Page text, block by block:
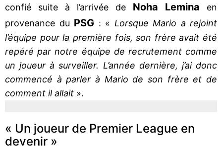
confié suite à l’arrivée de Noha Lemina en
provenance du PSG : « Lorsque Mario a rejoint
l’équipe pour la première fois, son frère avait été
repéré par notre équipe de recrutement comme
un joueur à surveiller. L’année dernière, j’ai donc
commencé à parler à Mario de son frère et de
comment il allait ».
« Un joueur de Premier League en
devenir »